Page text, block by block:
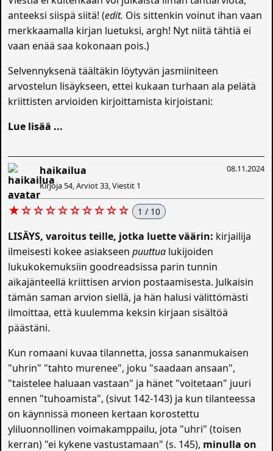
anteeksi siispä siitä! (edit. Ois sittenkin voinut ihan vaan
merkkaamalla kirjan luetuksi, argh! Nyt niitä tähtiä ei
vaan enää saa kokonaan pois.)
Selvennyksenä täältäkin löytyvän jasmiiniteen
arvostelun lisäykseen, ettei kukaan turhaan ala pelätä
kriittisten arvioiden kirjoittamista kirjoistani:
Lue lisää ...
08.11.2024
haikailua
Kirjoja 54, Arviot 33, Viestit 1
★☆☆☆☆☆☆☆☆☆ 1 / 10
LISÄYS, varoitus teille, jotka luette väärin: kirjailija
ilmeisesti kokee asiakseenpuuttua lukijoiden
lukukokemuksiin goodreadsissa parin tunnin
aikajänteellä kriittisen arvion postaamisesta. Julkaisin
tämän saman arvion siellä, ja hän halusi välittömästi
ilmoittaa, että kuulemma keksin kirjaan sisältöä
päästäni.
Kun romaani kuvaa tilannetta, jossa sananmukaisen
"uhrin" "tahto murenee", joku "saadaan ansaan",
"taistelee haluaan vastaan" ja hänet "voitetaan" juuri
ennen "tuhoamista", (sivut 142-143) ja kun tilanteessa
on käynnissä moneen kertaan korostettu
yliluonnollinen voimakamppailu, jota "uhri" (toisen
kerran) "ei kykene vastustamaan" (s. 145), minulla on